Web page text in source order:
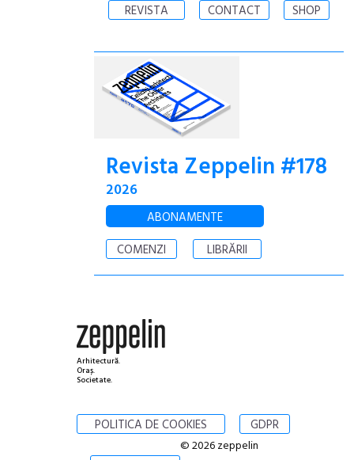
REVISTA CONTACT SHOP
Revista Zeppelin #178
2026
ABONAMENTE
COMENZI
LIBRĂRII
Arhitectură.
Oraș.
Societate.
POLITICA DE COOKIES GDPR
© 2026 zeppelin